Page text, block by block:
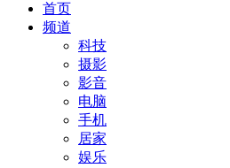
首页
频道
科技
摄影
影音
电脑
手机
居家
娱乐